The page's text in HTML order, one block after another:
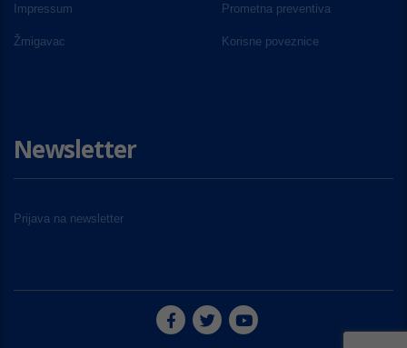
Impressum Prometna preventiva
Žmigavac Korisne poveznice
Newsletter
Prijava na newsletter